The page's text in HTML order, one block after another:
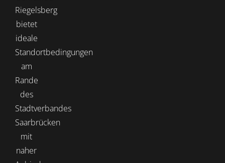
Riegelsberg
bietet
ideale
Standortbedingungen
am
Rande
des
Stadtverbandes
Saarbrücken
mit
naher